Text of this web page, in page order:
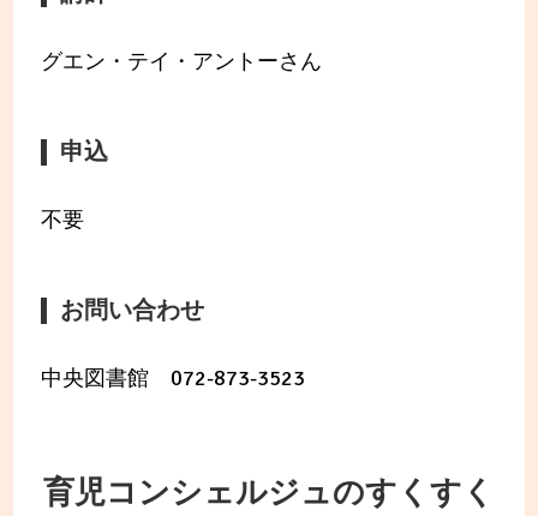
グエン・テイ・アントーさん
申込
不要
お問い合わせ
中央図書館 072-873-3523
育児コンシェルジュのすくすく